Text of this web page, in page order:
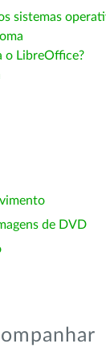
sistemas
o LibreOffice?
de DVD